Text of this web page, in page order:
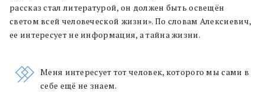
рассказ стал литературой, он должен быть освещён
светом всей человеческой жизни». По словам Алексиевич,
ее интересует не информация, а тайна жизни.
Меня интересует тот человек, которого мы сами в
себе ещё не знаем.